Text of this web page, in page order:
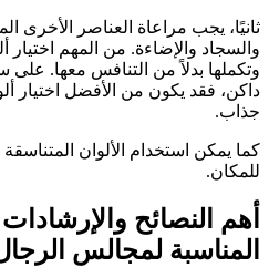
ثانيًا، يجب مراعاة العناصر الأخرى
والسجاد والإضاءة. من المهم اختيار
وتكملها بدلاً من التنافس معها. على
داكن، فقد يكون من الأفضل اختيار
جذاب.
كما يمكن استخدام الألوان
للمكان.
أهم النصائح والإرشادات
المناسبة لمجالس